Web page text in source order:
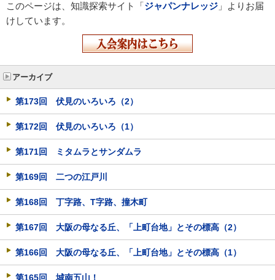
このページは、知識探索サイト「ジャパンナレッジ 」よりお届
けしています。
アーカイブ
第173回 伏見のいろいろ（2）
第172回 伏見のいろいろ（1）
第171回 ミタムラとサンダムラ
第169回 二つの江戸川
第168回 丁字路、T字路、撞木町
第167回 大阪の母なる丘、「上町台地」とその標高（2）
第166回 大阪の母なる丘、「上町台地」とその標高（1）
第165回 城南五山！